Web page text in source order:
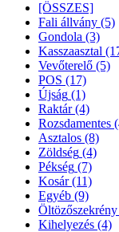
[ÖSSZES]
Fali állvány (5)
Gondola (3)
Kasszaasztal
Vevőterelő (5)
POS (17)
Újság (1)
Raktár (4)
Rozsdamentes
Asztalos (8)
Zöldség (4)
Pékség (7)
Kosár (11)
Egyéb (9)
Öltözőszekrény
Kihelyezés (4)